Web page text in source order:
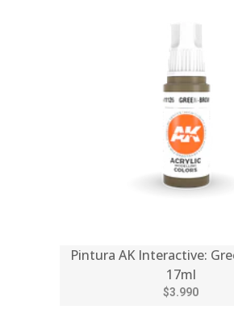
Pintura AK Interactive:
17ml
$3.990